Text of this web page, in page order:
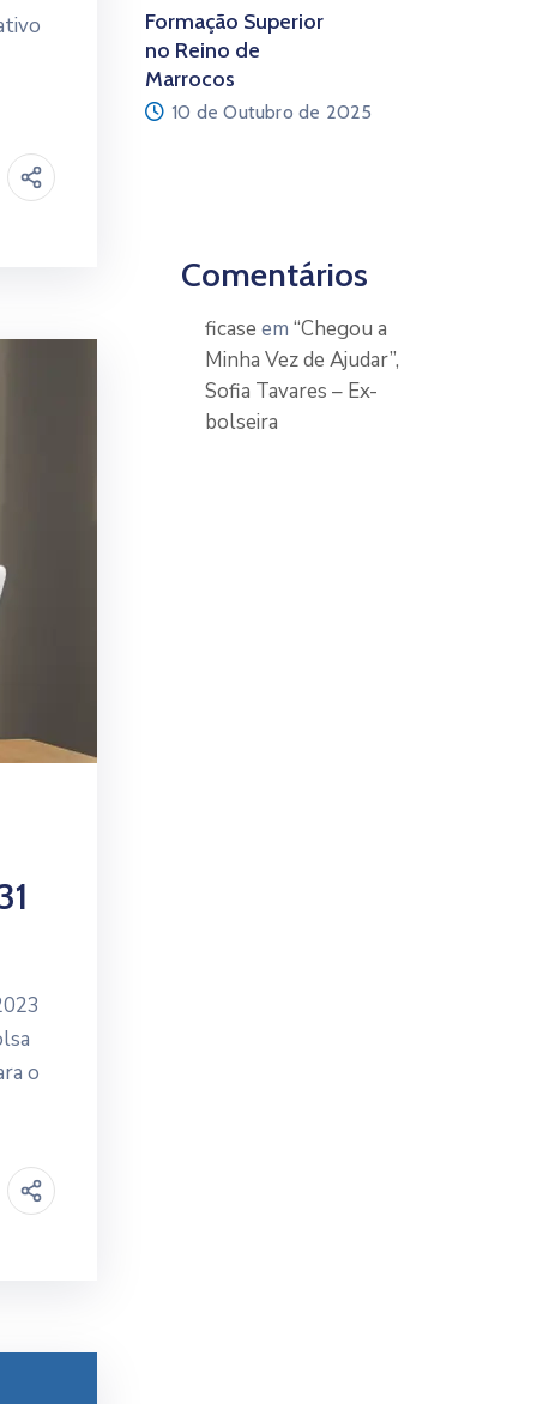
o
Formação Superior
no Reino de
Marrocos
10 de Outubro de 2025
Comentários
ficase em “Chegou a
Minha Vez de Ajudar”,
Sofia Tavares – Ex-
bolseira